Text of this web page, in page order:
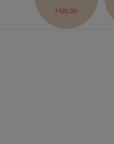
Højde